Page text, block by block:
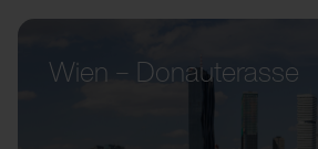
Wien – Donauterasse